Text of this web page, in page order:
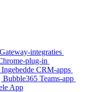
integraties
plug-in
CRM-apps
Bubble365 Teams-app
App